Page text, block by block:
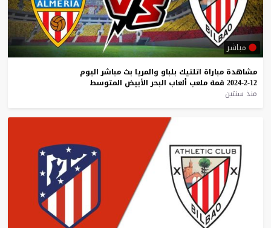
مباشر
مشاهدة مباراة اتلتيك بلباو والمريا بث مباشر اليوم
12-2-2024
قمة ملعب ألعاب البحر الأبيض المتوسط
منذ سنتين